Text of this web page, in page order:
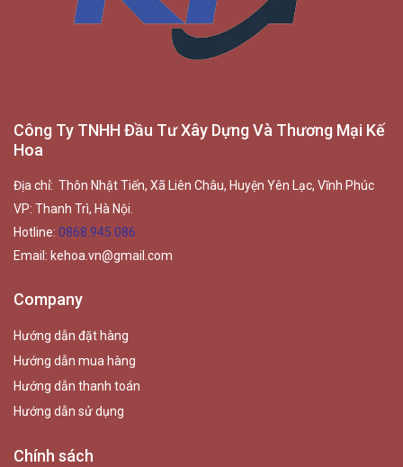
Công Ty TNHH Đầu Tư Xây Dựng Và Thương Mại Kế
Hoa
Địa chỉ: Thôn Nhật Tiến, Xã Liên Châu, Huyện Yên Lạc, Vĩnh Phúc
VP: Thanh Trì, Hà Nội.
Hotline: 0868.945.086
Email: kehoa.vn@gmail.com
Company
Hướng dẫn đặt hàng
Hướng dẫn mua hàng
Hướng dẫn thanh toán
Hướng dẫn sử dụng
Chính sách